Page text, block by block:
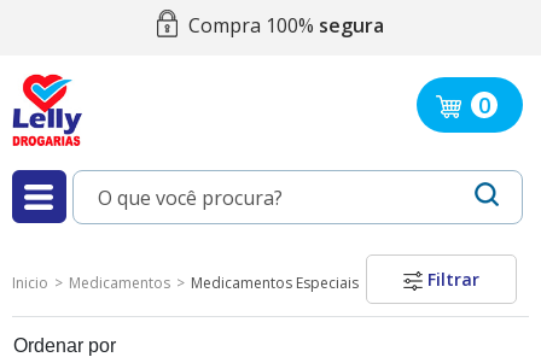
Compra 100% segura
0
Filtrar
Inicio Medicamentos Medicamentos Especiais
Ordenar por